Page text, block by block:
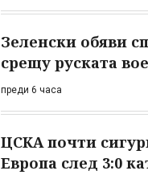
Зеленски обяви
срещу руската
преди 6 часа
ЦСКА почти
Европа след 3:0